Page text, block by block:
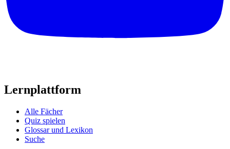
Lernplattform
Alle Fächer
Quiz spielen
Glossar und Lexikon
Suche